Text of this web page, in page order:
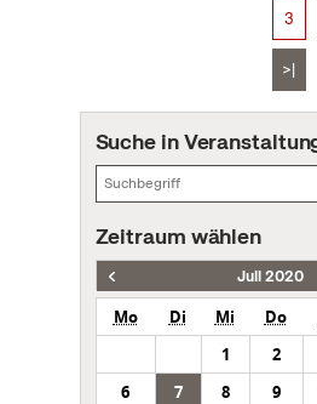
3
>|
Suche in
Zeitraum wählen
Juli 2020
Mo Di Mi Do
1
2
6
7 8 9